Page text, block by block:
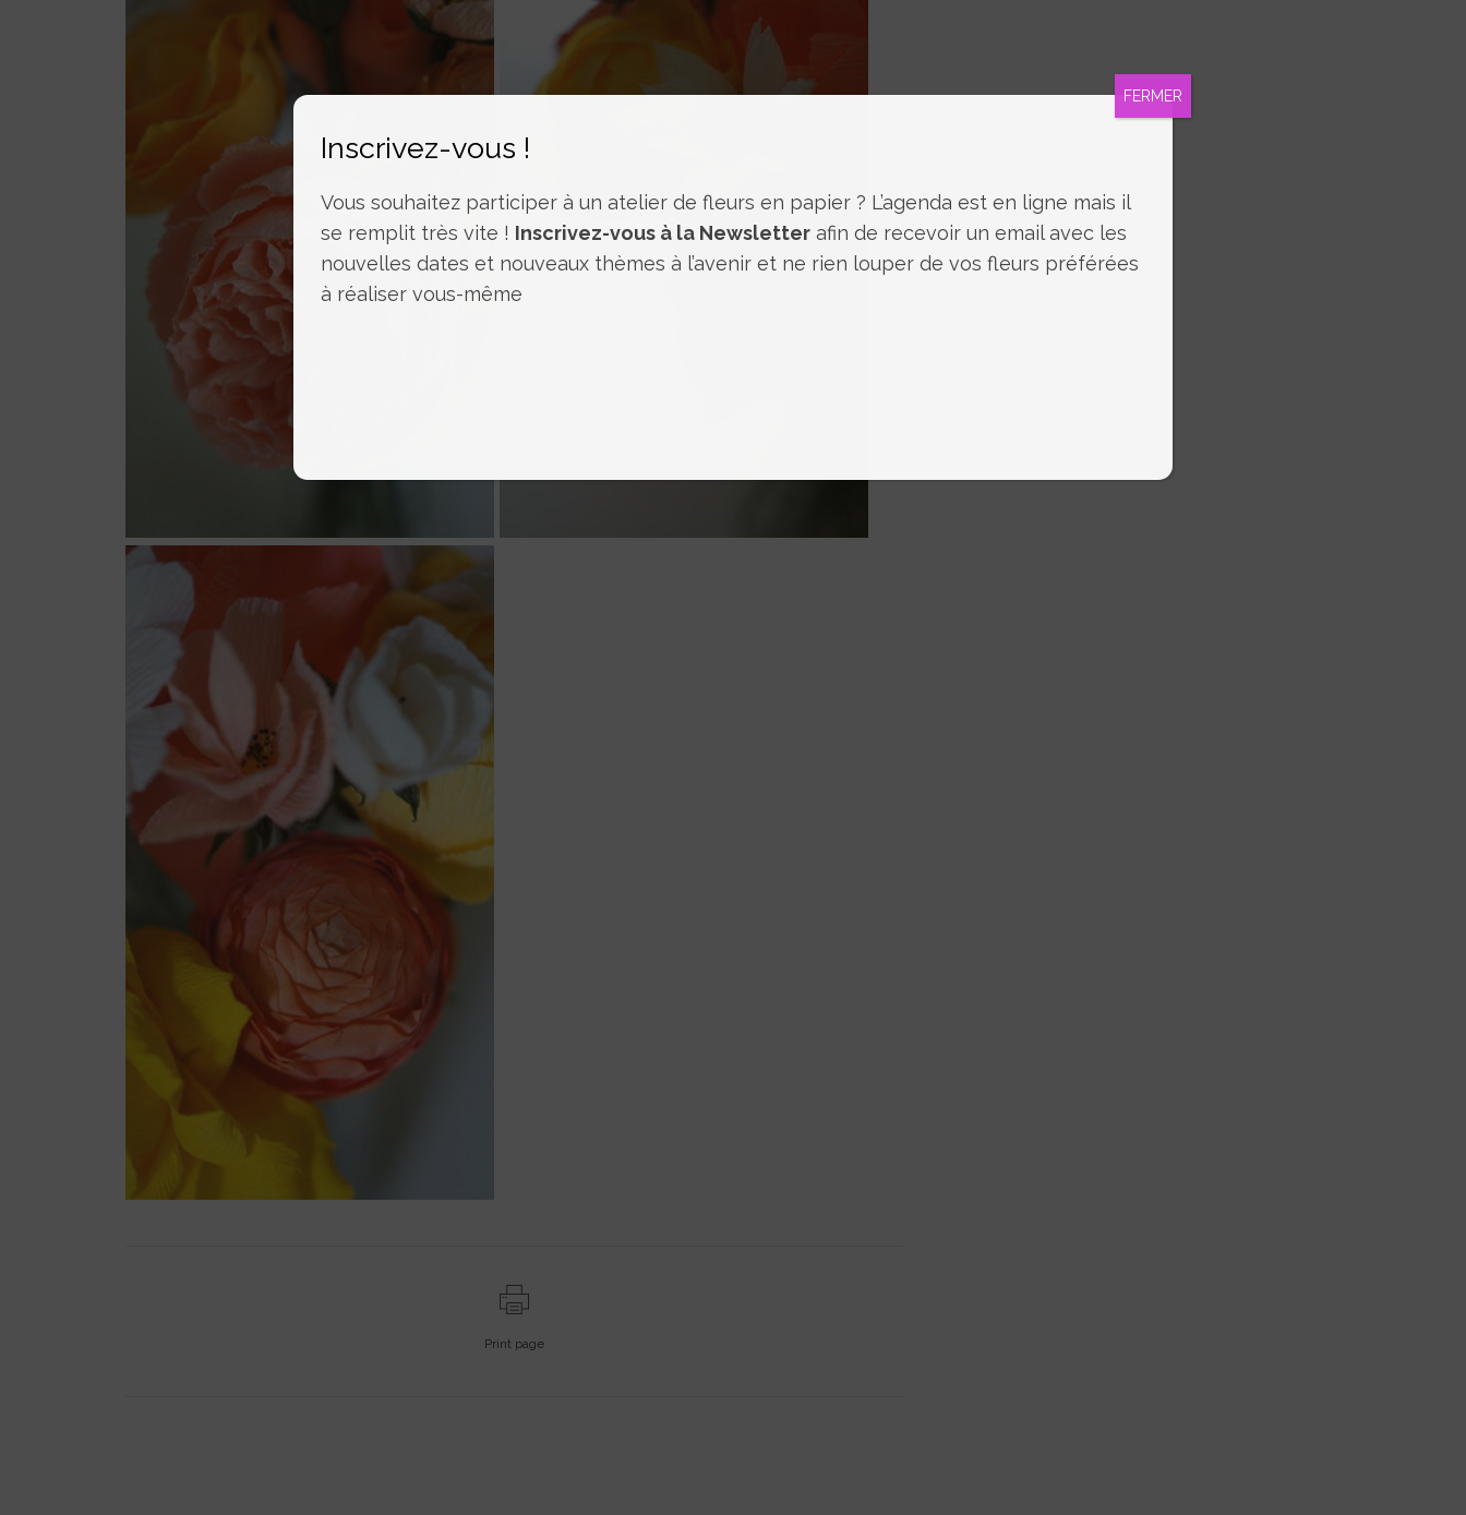
Print page
Inscrivez-vous !
Vous souhaitez participer à un atelier de fleurs en papier ? L’agenda est en ligne mais il
se remplit très vite ! Inscrivez-vous à la Newsletterafin de recevoir un email avec les
nouvelles dates et nouveaux thèmes à l’avenir et ne rien louper de vos fleurs préférées
à réaliser vous-même
FERMER